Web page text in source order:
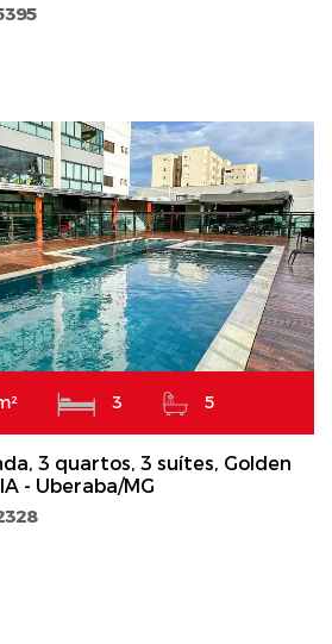
3 5
3 quartos, 3 suítes, Golden
- Uberaba/MG